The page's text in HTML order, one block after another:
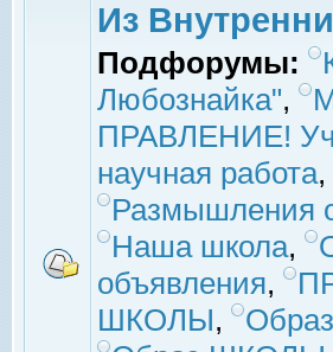
Из
Подфорумы:
Любознайка",
ПРАВЛЕНИЕ!
научная работа,
Размышления
Наша школа,
объявления,
ШКОЛЫ,